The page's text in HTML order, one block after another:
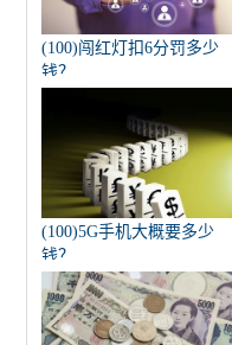
(100)闯红灯扣6分罚多少
钱？
(100)5G手机大概要多少
钱？